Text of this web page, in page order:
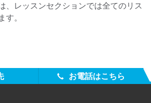
リーズのスタートガイドは、
をデザイン作業に簡単に取り入れるこ
色／ネオン色／ベタ色、プレミア
、クラシックメタリックコート
ーズ
つ的確に行います。
、レッスンセクションでは全てのリス
す。
お電話はこちら